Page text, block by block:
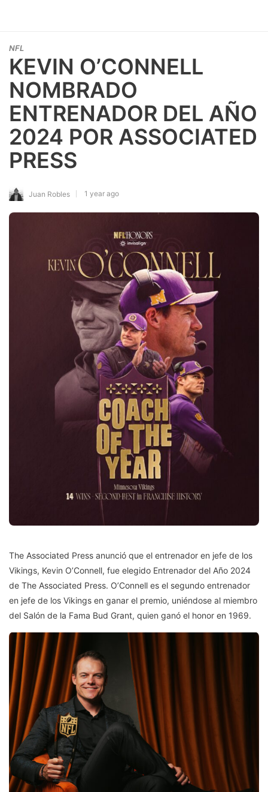
NFL
KEVIN O’CONNELL
NOMBRADO
ENTRENADOR DEL AÑO
2024 POR ASSOCIATED
PRESS
Juan Robles 1 year ago
The Associated Press anunció que el entrenador en jefe de los
Vikings, Kevin O’Connell, fue elegido Entrenador del Año 2024
de The Associated Press. O’Connell es el segundo entrenador
en jefe de los Vikings en ganar el premio, uniéndose al miembro
del Salón de la Fama Bud Grant, quien ganó el honor en 1969.